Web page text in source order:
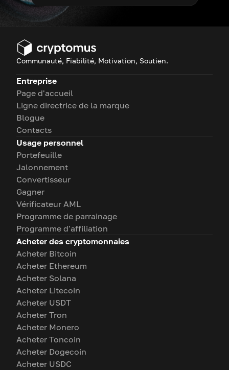
Communauté, Fiabilité, Motivation, Soutien.
Entreprise
Page d'accueil
Ligne directrice de la marque
Blogue
Contacts
Usage personnel
Portefeuille
Jalonnement
Convertisseur
Gagner
Vérificateur AML
Programme de parrainage
Programme d'affiliation
Acheter des cryptomonnaies
Acheter Bitcoin
Acheter Ethereum
Acheter Solana
Acheter Litecoin
Acheter USDT
Acheter Tron
Acheter Monero
Acheter Toncoin
Acheter Dogecoin
Acheter USDC